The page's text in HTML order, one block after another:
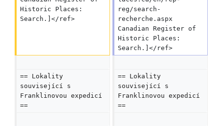
Historic Places:
Search.]</ref>
reg/search-
recherche.aspx
Canadian Register of
Historic Places:
Search.]</ref>
== Lokality
související s
Franklinovou expedicí
==
== Lokality
související s
Franklinovou expedicí
==